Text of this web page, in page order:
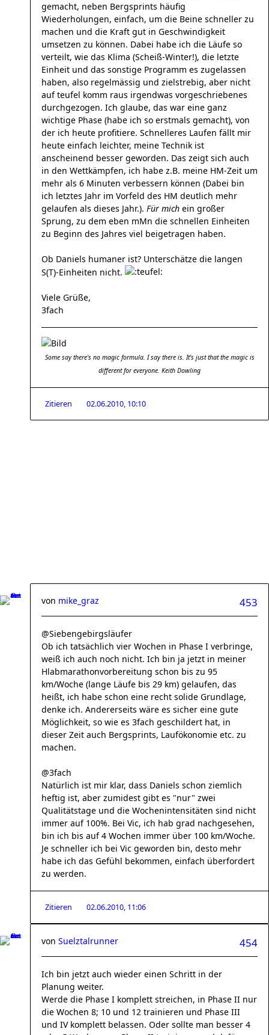
gemacht, neben Bergsprints häufig
Wiederholungen, einfach, um die Beine schneller zu
machen und die Kraft gut in Geschwindigkeit
umsetzen zu können. Dabei habe ich die Läufe so
verteilt, wie das Klima (Scheiß-Winter!), die letzte
Einheit und das sonstige Programm es zugelassen
haben, also regelmässig und zielstrebig, aber nicht
auf teufel komm raus irgendwas vorgeschriebenes
durchgezogen. Ich glaube, das war eine ganz
wichtige Phase (habe ich so erstmals gemacht), von
der ich heute profitiere. Schnelleres Laufen fällt mir
heute einfach leichter, meine Technik ist
anscheinend besser geworden. Das zeigt sich auch
in den Wettkämpfen, ich habe z.B. meine HM-Zeit um
mehr als 6 Minuten verbessern können (Dabei bin
ich letztes Jahr im Vorfeld des HM deutlich mehr
gelaufen als dieses Jahr.). Für mich ein großer
Sprung, zu dem eben mMn die schnellen Einheiten
zu Beginn des Jahres viel beigetragen haben.
Ob Daniels humaner ist? Unterschätze die langen
S(T)-Einheiten nicht.
Viele Grüße,
3fach
Some say there's no magic formula. I say there is. It's just that the magic is
different for everyone. Keith Dowling
Zitieren 02.06.2010, 10:10
453
von mike_graz
@Siebengebirgsläufer
Ob ich tatsächlich vier Wochen in Phase I verbringe,
weiß ich auch noch nicht. Ich bin ja jetzt in meiner
Hlabmarathonvorbereitung schon bis zu 95
km/Woche (lange Läufe bis 29 km) gelaufen, das
heißt, ich habe schon eine recht solide Grundlage,
denke ich. Andererseits wäre es sicher eine gute
Möglichkeit, so wie es 3fach geschildert hat, in
dieser Zeit auch Bergsprints, Laufökonomie etc. zu
machen.
@3fach
Natürlich ist mir klar, dass Daniels schon ziemlich
heftig ist, aber zumidest gibt es "nur" zwei
Qualitätstage und die Wochenintensitäten sind nicht
immer auf 100%. Bei Vic, ich hab grad nachgesehen,
bin ich bis auf 4 Wochen immer über 100 km/Woche.
Je schneller ich bei Vic geworden bin, desto mehr
habe ich das Gefühl bekommen, einfach überfordert
zu werden.
Zitieren 02.06.2010, 11:06
454
von Suelztalrunner
Ich bin jetzt auch wieder einen Schritt in der
Planung weiter.
Werde die Phase I komplett streichen, in Phase II nur
die Wochen 8; 10 und 12 trainieren und Phase III
und IV komplett belassen. Oder sollte man besser 4